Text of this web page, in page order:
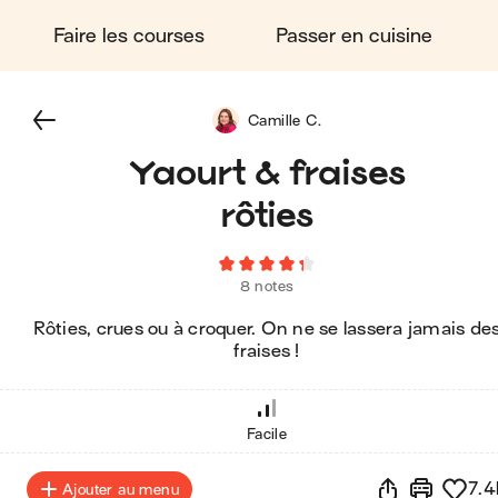
Faire les courses Passer en cuisine
Yaourt & fraises
rôties
8 notes
Rôties, crues ou à croquer. On ne se lassera jamais
fraises !
Camille C.
Facile
Ajouter au menu